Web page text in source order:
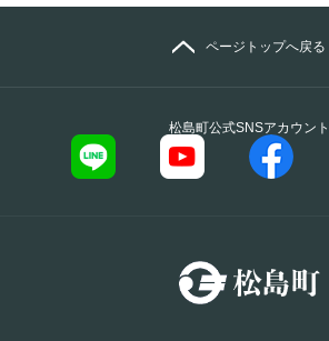
松島町公式SNSアカウント
ページトップへ戻る